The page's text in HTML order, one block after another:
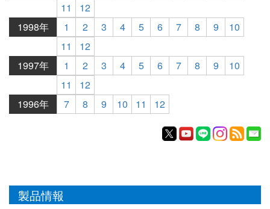
11
12
1998年
1 2 3 4 5 6 7 8 9
10
11
12
1997年
1 2 3 4 5 6 7 8 9
10
11
12
1996年
7 8 9 10 11 12
製品情報